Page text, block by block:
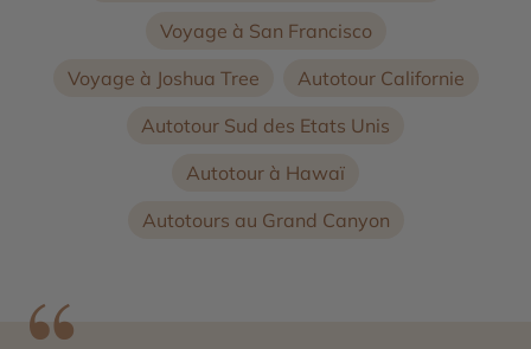
Voyage à San Francisco
Voyage à Joshua Tree
Autotour Californie
Autotour Sud des Etats Unis
Autotour à Hawaï
Autotours au Grand Canyon